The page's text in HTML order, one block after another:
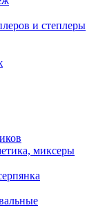
и степлеры
миксеры